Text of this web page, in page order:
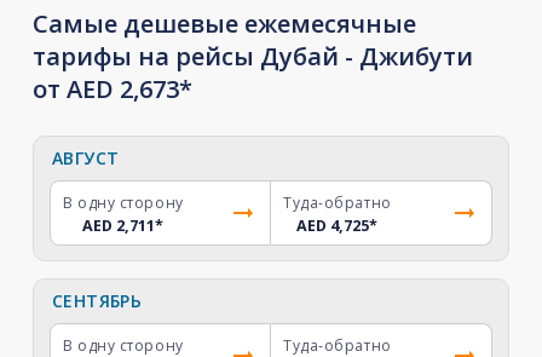
Самые дешевые ежемесячные
тарифы на рейсы Дубай - Джибути
от AED 2,673*
АВГУСТ
В одну сторону
AED 2,711*
Туда-обратно
AED 4,725*
СЕНТЯБРЬ
В одну сторону
Туда-обратно